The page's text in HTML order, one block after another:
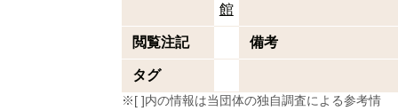
館
閲覧注記 備考
タグ
※[ ]内の情報は当団体の独自調査による参考情